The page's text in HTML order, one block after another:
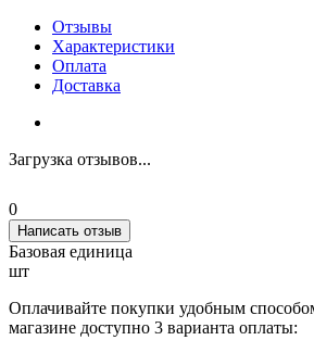
Отзывы
Характеристики
Оплата
Доставка
Загрузка отзывов...
0
Написать отзыв
Базовая единица
шт
Оплачивайте покупки удобным
магазине доступно 3 варианта оплаты: